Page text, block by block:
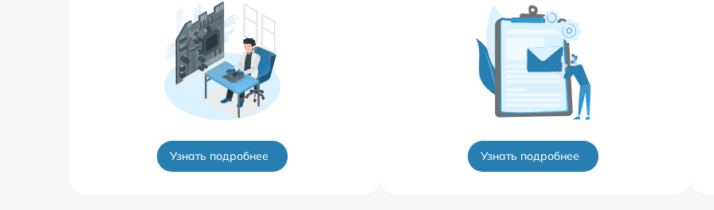
Узнать подробнее Узнать подробнее